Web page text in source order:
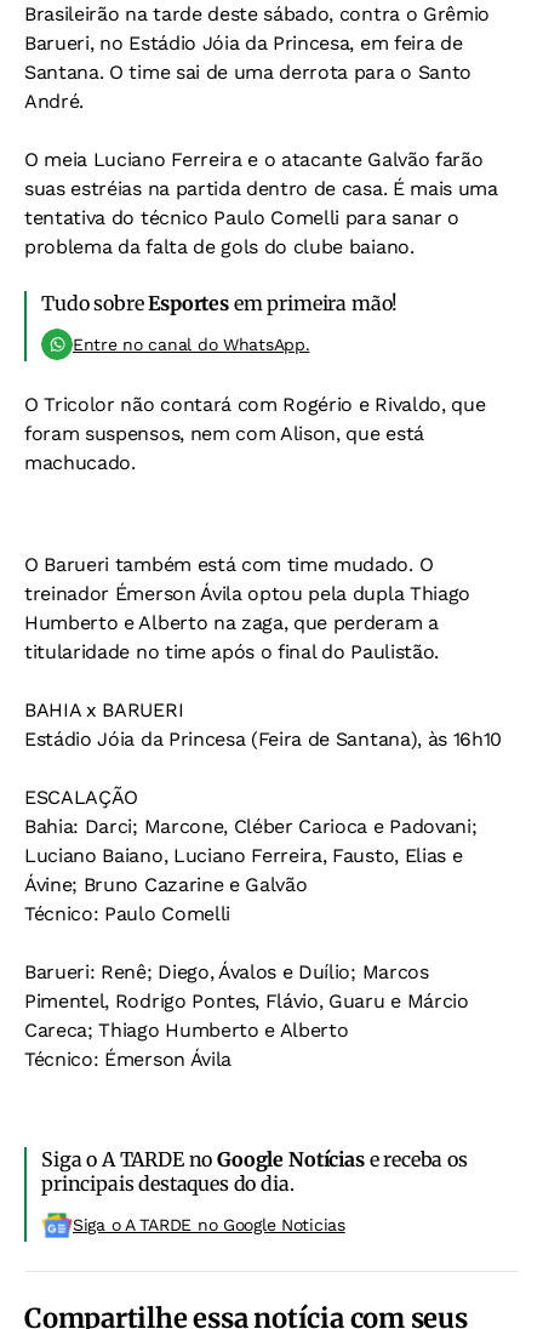
Brasileirão na tarde deste sábado, contra o Grêmio
Barueri, no Estádio Jóia da Princesa, em feira de
Santana. O time sai de uma derrota para o Santo
André.
O meia Luciano Ferreira e o atacante Galvão farão
suas estréias na partida dentro de casa. É mais uma
tentativa do técnico Paulo Comelli para sanar o
problema da falta de gols do clube baiano.
Tudo sobreEsportesem primeira mão!
Entre no canal do WhatsApp.
O Tricolor não contará com Rogério e Rivaldo, que
foram suspensos, nem com Alison, que está
machucado.
O Barueri também está com time mudado. O
treinador Émerson Ávila optou pela dupla Thiago
Humberto e Alberto na zaga, que perderam a
titularidade no time após o final do Paulistão.
BAHIA x BARUERI
Estádio Jóia da Princesa (Feira de Santana), às 16h10
ESCALAÇÃO
Bahia: Darci; Marcone, Cléber Carioca e Padovani;
Luciano Baiano, Luciano Ferreira, Fausto, Elias e
Ávine; Bruno Cazarine e Galvão
Técnico: Paulo Comelli
Barueri: Renê; Diego, Ávalos e Duílio; Marcos
Pimentel, Rodrigo Pontes, Flávio, Guaru e Márcio
Careca; Thiago Humberto e Alberto
Técnico: Émerson Ávila
Siga o A TARDE noGoogle Notíciase receba os
principais destaques do dia.
Siga o A TARDE no Google Noticias
Compartilhe essa notícia com seus